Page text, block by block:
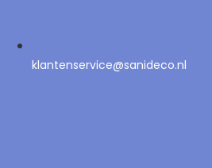
klantenservice@sanideco.nl